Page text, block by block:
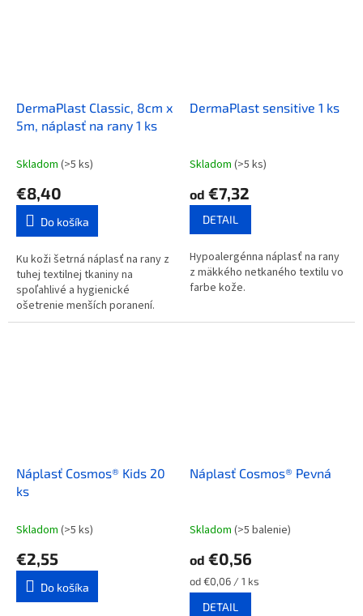
DermaPlast Classic, 8cm x
5m, náplasť na rany 1 ks
Skladom (>5 ks)
€8,40
Do košíka
Ku koži šetrná náplasť na rany z
tuhej textilnej tkaniny na
spoľahlivé a hygienické
ošetrenie menších poranení.
DermaPlast sensitive 1 ks
Skladom (>5 ks)
od €7,32
DETAIL
Hypoalergénna náplasť na rany
z mäkkého netkaného textilu vo
farbe kože.
Náplasť Cosmos® Kids 20
ks
Skladom (>5 ks)
€2,55
Do košíka
Náplasť Cosmos® Pevná
Skladom (>5 balenie)
od €0,56
Jednotková
cena:
od €0,06 / 1 ks
DETAIL